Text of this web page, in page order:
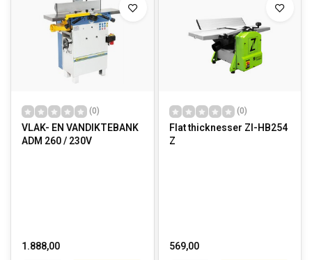
(0)
VLAK- EN VANDIKTEBANK
ADM 260 / 230V
1.888,00
(0)
Flat thicknesser ZI-HB254
Z
569,00